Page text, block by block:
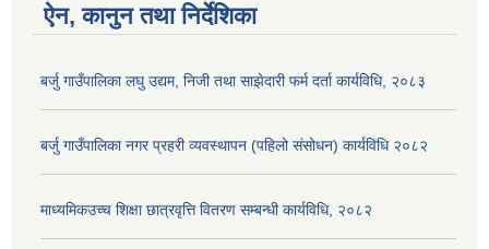
ऐन, कानुन तथा निर्देशिका
बर्जु गाउँपालिका लघु उद्यम, निजी तथा साझेदारी फर्म दर्ता कार्यविधि, २०८३
बर्जु गाउँपालिका नगर प्रहरी व्यवस्थापन (पहिलो संसोधन) कार्यविधि २०८२
माध्यमिकउच्च शिक्षा छात्रवृत्ति वितरण सम्बन्धी कार्यविधि, २०८२